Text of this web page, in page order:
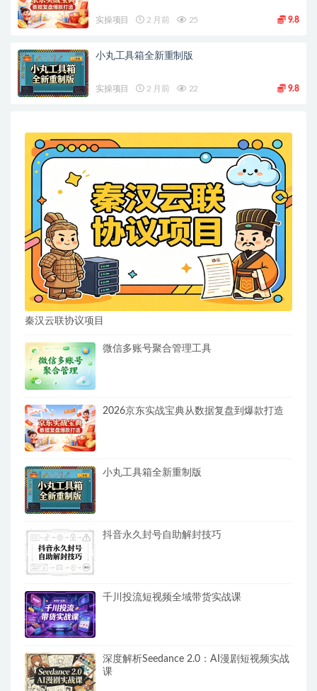
实操项目 2 月前 25 9.8
小丸工具箱全新重制版
实操项目 2 月前 22 9.8
秦汉云联协议项目
微信多账号聚合管理工具
2026京东实战宝典从数据复盘到爆款打造
小丸工具箱全新重制版
抖音永久封号自助解封技巧
千川投流短视频全域带货实战课
深度解析Seedance 2.0：AI漫剧短视频实战
课